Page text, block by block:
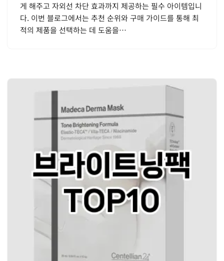
게 해주고 자외선 차단 효과까지 제공하는 필수 아이템입니
다. 이번 블로그에서는 추천 순위와 구매 가이드를 통해 최
적의 제품을 선택하는 데 도움을…